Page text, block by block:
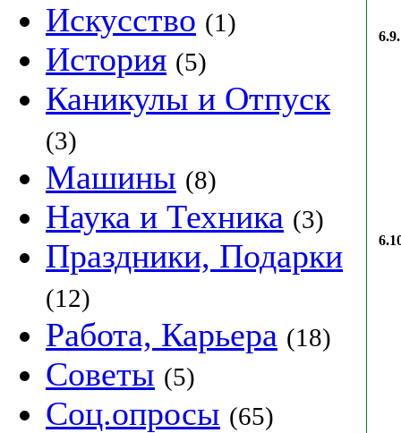
Искусство (1)
История (5)
Каникулы и Отпуск
(3)
Машины (8)
Наука и Техника (3)
Праздники, Подарки
(12)
Работа, Карьера (18)
Советы (5)
Соц.опросы (65)
6.9.